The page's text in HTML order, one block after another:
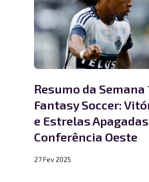
Resumo da Semana
Fantasy Soccer:
e Estrelas
Conferência Oeste
27 Fev 2025